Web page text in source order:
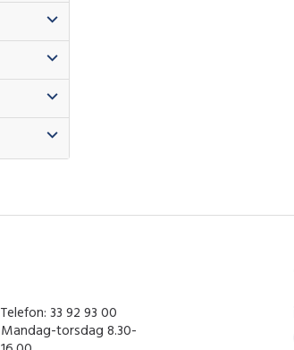
Telefon: 33 92 93 00
Mandag-torsdag 8.30-